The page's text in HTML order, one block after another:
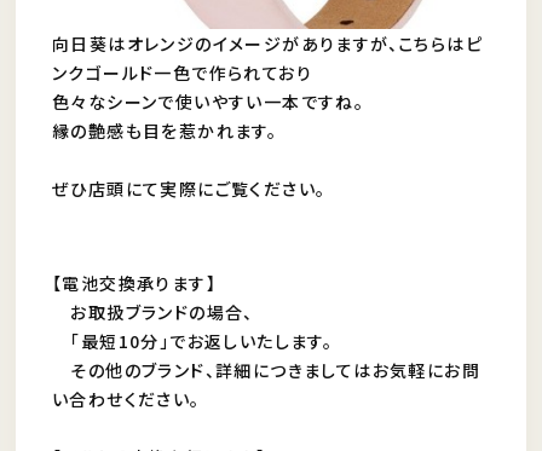
向日葵はオレンジのイメージがありますが、こちらはピ
ンクゴールド一色で作られており
色々なシーンで使いやすい一本ですね。
縁の艶感も目を惹かれます。
ぜひ店頭にて実際にご覧ください。
【電池交換承ります】
お取扱ブランドの場合、
「最短10分」でお返しいたします。
その他のブランド、詳細につきましてはお気軽にお問
い合わせください。